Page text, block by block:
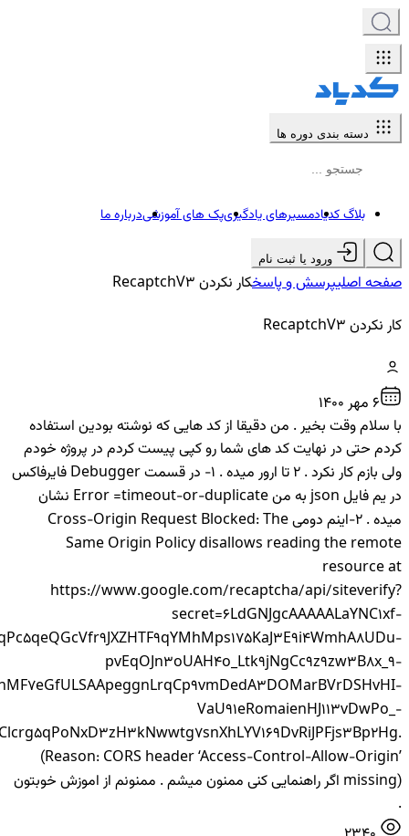
دسته بندی دوره ها
بلاگ کدیادمسیرهای یادگیریپک های آموزشیدرباره ما
ورود یا ثبت نام
صفحه اصلیپرسش و پاسخکار نکردن RecaptchV3
کار نکردن RecaptchV3
6 مهر ۱۴۰۰
با سلام وقت بخیر . من دقیقا از کد هایی که نوشته بودین استفاده
کردم حتی در نهایت کد های شما رو کپی پیست کردم در پروژه خودم
ولی بازم کار نکرد . 2 تا ارور میده . 1- در قسمت Debugger فایرفاکس
در یم فایل json به من Error =timeout-or-duplicate نشان
میده . 2-اینم دومی Cross-Origin Request Blocked: The
Same Origin Policy disallows reading the remote
resource at
https://www.google.com/recaptcha/api/siteverify?
secret=6LdGNJgcAAAAALaYNC1xf-
pvEqOJn3oUAH4o_Ltk9jNgCc9z9zw3B8x_9-
VaU91eRomaienHJ113vDwPo_-
(Reason: CORS header ‘Access-Control-Allow-Origin’
missing) اگر راهنمایی کنی ممنون میشم . ممنونم از اموزش خوبتون
.